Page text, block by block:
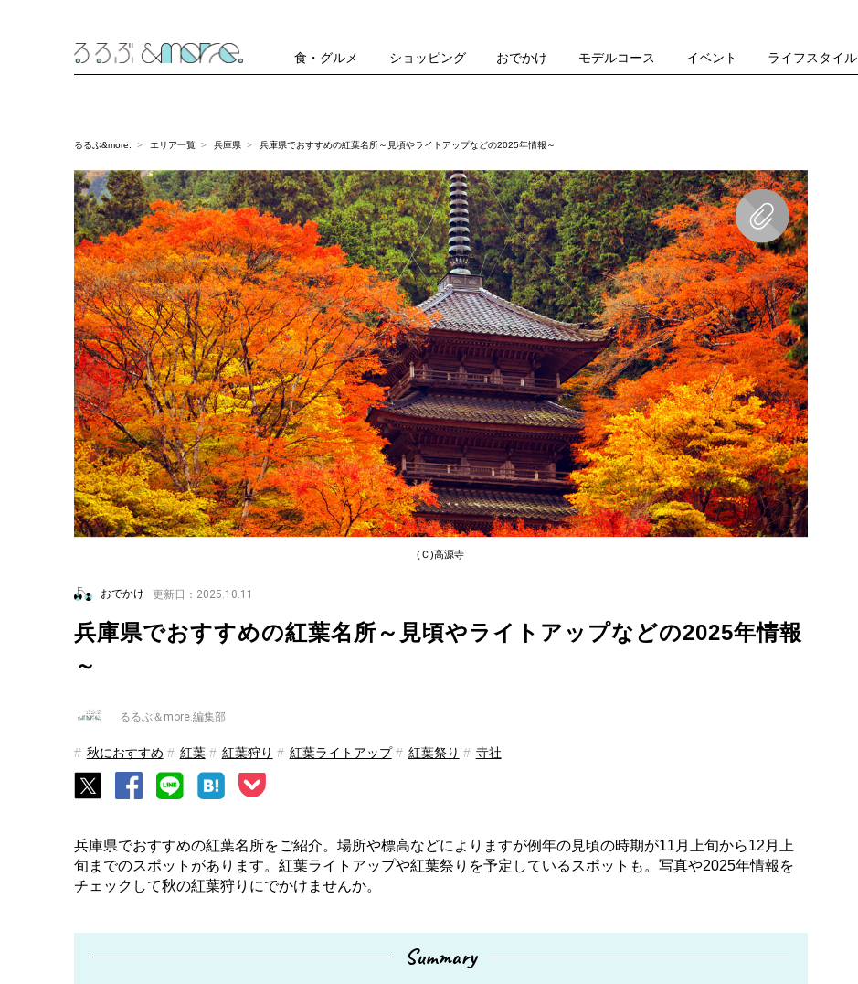
食・グルメ ショッピング おでかけ モデルコース イベント ライフスタイル
るるぶ&more. エリア一覧 兵庫県 兵庫県でおすすめの紅葉名所～見頃やライトアップなどの2025年情報～
(Ｃ)高源寺
おでかけ 更新日：2025.10.11
兵庫県でおすすめの紅葉名所～見頃やライトアップなどの2025年情報
～
るるぶ＆more.編集部
秋におすすめ 紅葉 紅葉狩り 紅葉ライトアップ 紅葉祭り 寺社
兵庫県でおすすめの紅葉名所をご紹介。場所や標高などによりますが例年の見頃の時期が11月上旬から12月上
旬までのスポットがあります。紅葉ライトアップや紅葉祭りを予定しているスポットも。写真や2025年情報を
チェックして秋の紅葉狩りにでかけませんか。
Summary